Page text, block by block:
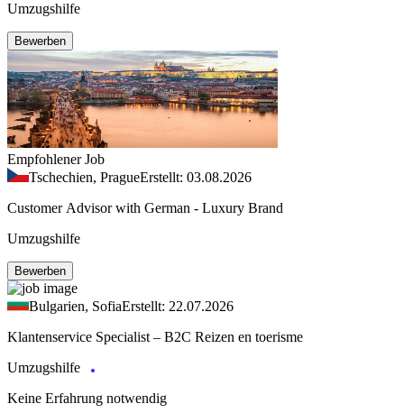
Umzugshilfe
Bewerben
Empfohlener Job
Tschechien, PragueErstellt: 03.08.2026
Customer Advisor with German - Luxury Brand
Umzugshilfe
Bewerben
Bulgarien, SofiaErstellt: 22.07.2026
Klantenservice Specialist – B2C Reizen en toerisme
Umzugshilfe
Keine Erfahrung notwendig